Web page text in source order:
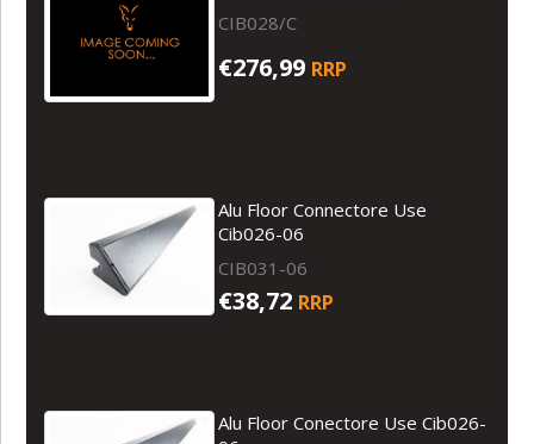
CIB028/C
€276,99 RRP
Alu Floor Connectore Use
Cib026-06
CIB031-06
€38,72 RRP
Alu Floor Conectore Use Cib026-